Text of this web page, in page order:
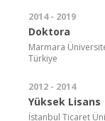
2014 - 2019
Doktora
Marmara
Türkiye
2012 - 2014
Yüksek Lisans
İstanbul Ticaret